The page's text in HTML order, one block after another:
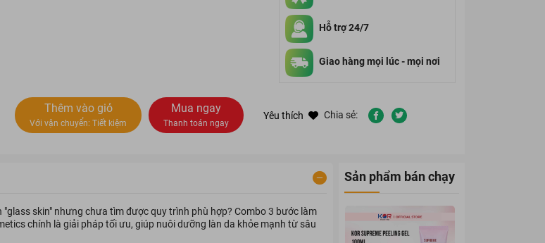
Hỗ trợ 24/7
Giao hàng mọi lúc - mọi nơi
Thêm vào giỏ
Với vận chuyển:Tiết kiệm
Mua ngay
Thanh toán ngay
Yêu thích Chia sẻ:
skin" nhưng chưa tìm được quy trình phù hợp? Combo 3 bước làm
chính là giải pháp tối ưu, giúp nuôi dưỡng làn da khỏe mạnh từ sâu
Sản phẩm bán chạy